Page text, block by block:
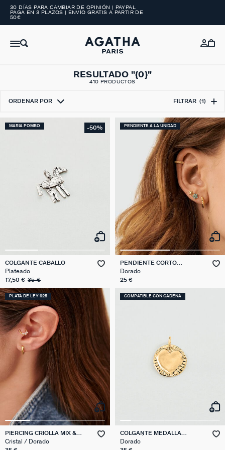
30 DÍAS PARA CAMBIAR DE OPINIÓN | PAYPAL
PAGA EN 3 PLAZOS | ENVÍO GRATIS A PARTIR DE
50€
RESULTADO "{0}"
410 PRODUCTOS
ORDENAR POR FILTRAR (1)
MARIA POMBO -50%
COLGANTE CABALLO
Plateado
17,50 € 35 €
PENDIENTE A LA UNIDAD
PENDIENTE CORTO
INDIVIDUAL ESTRELLA DE
MAR MIX & MATCH
Dorado
25 €
PLATA DE LEY 925
PIERCING CRIOLLA MIX &
MATCH
Cristal / Dorado
COMPATIBLE CON CADENA
COLGANTE MEDALLA
CORAZÓN
Dorado